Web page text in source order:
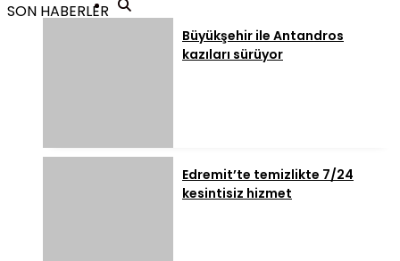
SON HABERLER
Büyükşehir ile Antandros
kazıları sürüyor
Edremit’te temizlikte 7/24
kesintisiz hizmet